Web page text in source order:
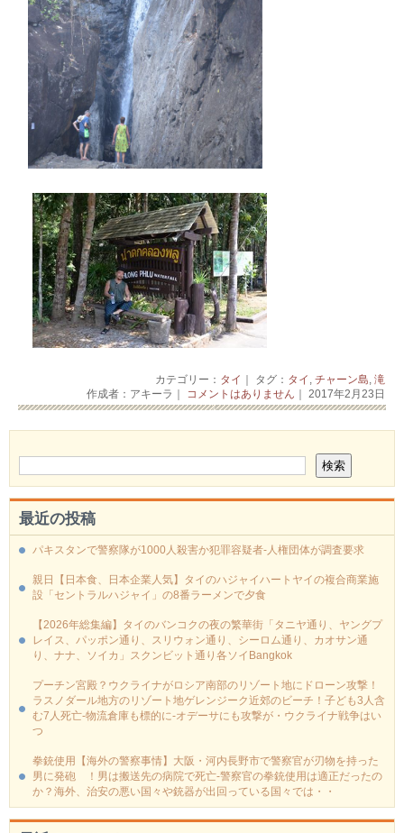
カテゴリー： タイ ｜ タグ： タイ , チャーン島, 滝
作成者：アキーラ｜ コメントはありません ｜ 2017年2月23日
最近の投稿
パキスタンで警察隊が1000人殺害か犯罪容疑者-人権団体が調査要求
親日【日本食、日本企業人気】タイのハジャイハートヤイの複合商業施
設「セントラルハジャイ」の8番ラーメンで夕食
【2026年総集編】タイのバンコクの夜の繁華街「タニヤ通り、ヤングプ
レイス、パッポン通り、スリウォン通り、シーロム通り、カオサン通
り、ナナ、ソイカ」スクンビット通り各ソイBangkok
プーチン宮殿？ウクライナがロシア南部のリゾート地にドローン攻撃！
ラスノダール地方のリゾート地ゲレンジーク近郊のビーチ！子ども3人含
む7人死亡-物流倉庫も標的に‐オデーサにも攻撃が・ウクライナ戦争はい
つ
拳銃使用【海外の警察事情】大阪・河内長野市で警察官が刃物を持った
男に発砲 ！男は搬送先の病院で死亡-警察官の拳銃使用は適正だったの
か？海外、治安の悪い国々や銃器が出回っている国々では・・